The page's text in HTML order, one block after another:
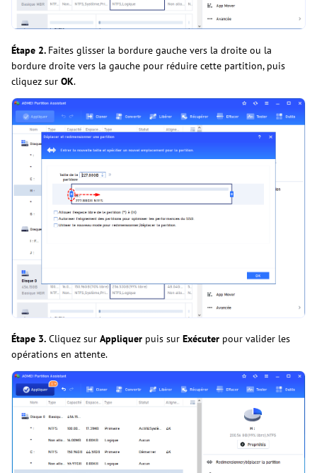
Étape 2. Faites glisser la bordure gauche vers la droite ou la
bordure droite vers la gauche pour réduire cette partition, puis
cliquez sur OK.
Étape 3. Cliquez sur Appliquer puis sur Exécuter pour valider les
opérations en attente.